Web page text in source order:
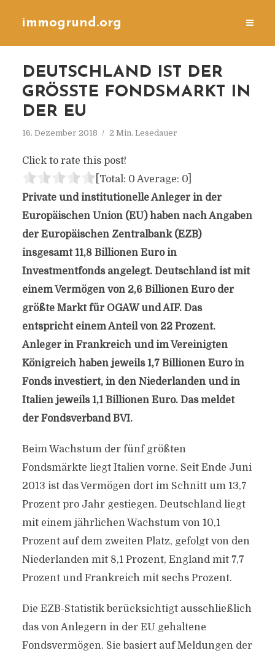
immogrund.org
DEUTSCHLAND IST DER
GRÖSSTE FONDSMARKT IN D
ER EU
16. Dezember 2018 2 Min. Lesedauer
Click to rate this post!
[Total: 0 Average: 0]
Private und institutionelle Anleger in der
Europäischen Union (EU) haben nach Angaben
der Europäischen Zentralbank (EZB)
insgesamt 11,8 Billionen Euro in
Investmentfonds angelegt. Deutschland ist mit
einem Vermögen von 2,6 Billionen Euro der
größte Markt für OGAW und AIF. Das
entspricht einem Anteil von 22 Prozent.
Anleger in Frankreich und im Vereinigten
Königreich haben jeweils 1,7 Billionen Euro in
Fonds investiert, in den Niederlanden und in
Italien jeweils 1,1 Billionen Euro. Das meldet
der Fondsverband BVI.
Beim Wachstum der fünf größten
Fondsmärkte liegt Italien vorne. Seit Ende Juni
2013 ist das Vermögen dort im Schnitt um 13,7
Prozent pro Jahr gestiegen. Deutschland liegt
mit einem jährlichen Wachstum von 10,1
Prozent auf dem zweiten Platz, gefolgt von den
Niederlanden mit 8,1 Prozent, England mit 7,7
Prozent und Frankreich mit sechs Prozent.
Die EZB-Statistik berücksichtigt ausschließlich
das von Anlegern in der EU gehaltene
Fondsvermögen. Sie basiert auf Meldungen der